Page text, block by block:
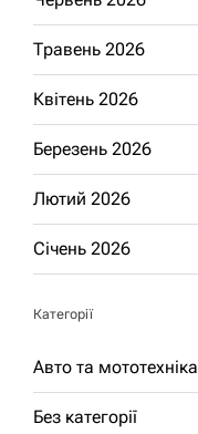
Травень 2026
Квітень 2026
Березень 2026
Лютий 2026
Січень 2026
Категорії
Авто та мототехніка
Без категорії